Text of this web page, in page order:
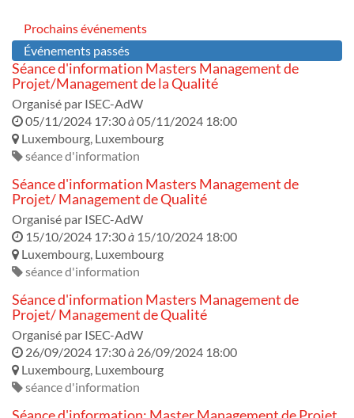
Prochains événements
Événements passés
Séance d'information Masters Management de
Projet/Management de la Qualité
Organisé par ISEC-AdW
05/11/2024 17:30à05/11/2024 18:00
Luxembourg, Luxembourg
séance d'information
Séance d'information Masters Management de
Projet/ Management de Qualité
Organisé par ISEC-AdW
15/10/2024 17:30à 15/10/2024 18:00
Luxembourg, Luxembourg
séance d'information
Séance d'information Masters Management de
Projet/ Management de Qualité
Organisé par ISEC-AdW
26/09/2024 17:30à 26/09/2024 18:00
Luxembourg, Luxembourg
séance d'information